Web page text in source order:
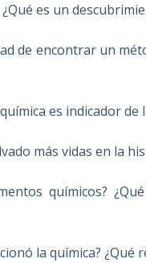
es un
de encontrar un
es indicador de
más vidas en la
químicos?
la química? ¿Qué